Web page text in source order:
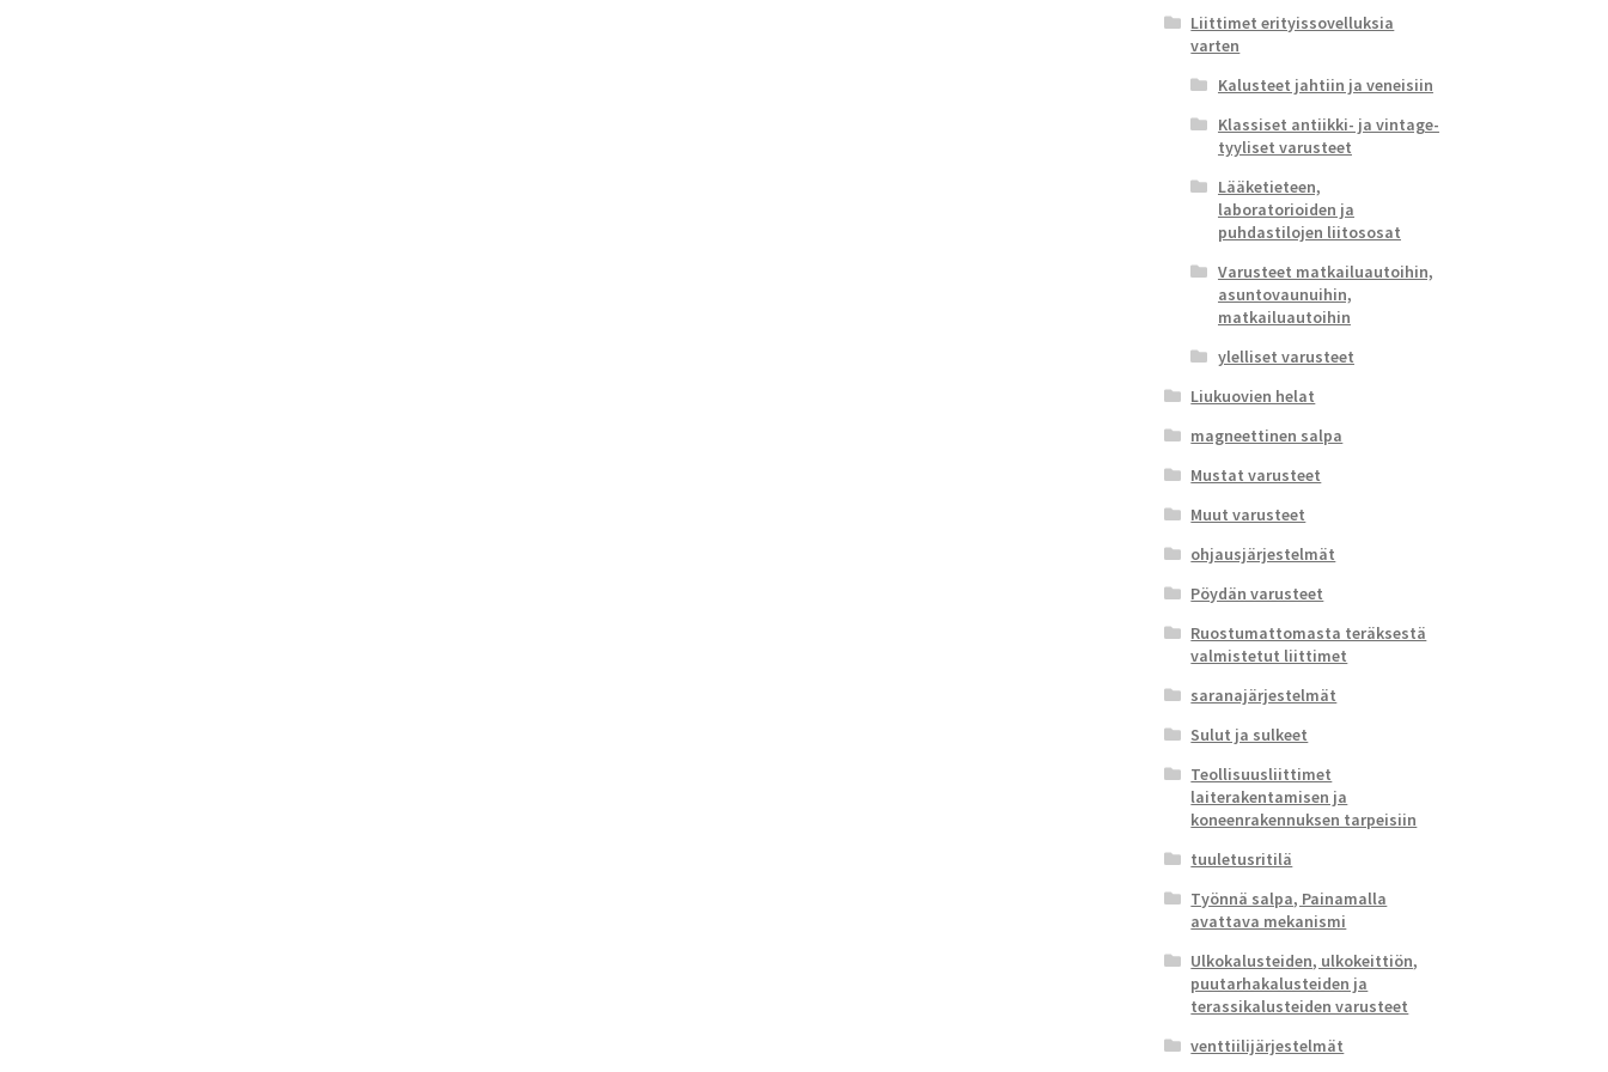
Liittimet erityissovelluksia
varten
Kalusteet jahtiin ja veneisiin
Klassiset antiikki- ja vintage-
tyyliset varusteet
Lääketieteen,
laboratorioiden ja
puhdastilojen liitososat
Varusteet matkailuautoihin,
asuntovaunuihin,
matkailuautoihin
ylelliset varusteet
Liukuovien helat
magneettinen salpa
Mustat varusteet
Muut varusteet
ohjausjärjestelmät
Pöydän varusteet
Ruostumattomasta teräksestä
valmistetut liittimet
saranajärjestelmät
Sulut ja sulkeet
Teollisuusliittimet
laiterakentamisen ja
koneenrakennuksen tarpeisiin
tuuletusritilä
Työnnä salpa, Painamalla
avattava mekanismi
Ulkokalusteiden, ulkokeittiön,
puutarhakalusteiden ja
terassikalusteiden varusteet
venttiilijärjestelmät